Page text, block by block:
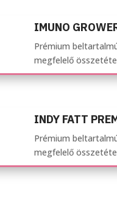
IMUNO
Prémium
megfelelő
INDY FATT
Prémium
megfelelő